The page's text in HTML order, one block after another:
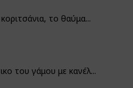
το θαύμα...
του γάμου με κανέλ...